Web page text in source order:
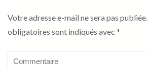
Votre adresse e-mail ne sera pas publiée.
obligatoires sont indiqués avec *
Commentaire